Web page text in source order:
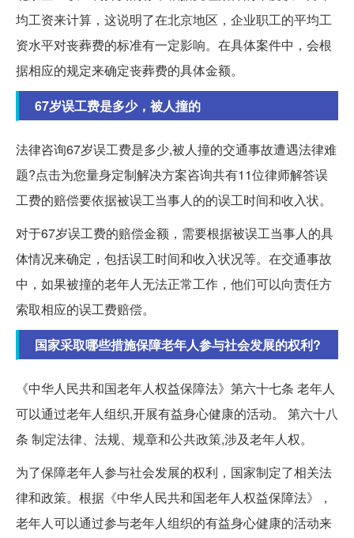
均工资来计算，这说明了在北京地区，企业职工的平均工
资水平对丧葬费的标准有一定影响。在具体案件中，会根
据相应的规定来确定丧葬费的具体金额。
67岁误工费是多少，被人撞的
法律咨询67岁误工费是多少,被人撞的交通事故遭遇法律难
题?点击为您量身定制解决方案咨询共有11位律师解答误
工费的赔偿要依据被误工当事人的的误工时间和收入状。
对于67岁误工费的赔偿金额，需要根据被误工当事人的具
体情况来确定，包括误工时间和收入状况等。在交通事故
中，如果被撞的老年人无法正常工作，他们可以向责任方
索取相应的误工费赔偿。
国家采取哪些措施保障老年人参与社会发展的权利?
《中华人民共和国老年人权益保障法》第六十七条 老年人
可以通过老年人组织,开展有益身心健康的活动。 第六十八
条 制定法律、法规、规章和公共政策,涉及老年人权。
为了保障老年人参与社会发展的权利，国家制定了相关法
律和政策。根据《中华人民共和国老年人权益保障法》，
老年人可以通过参与老年人组织的有益身心健康的活动来